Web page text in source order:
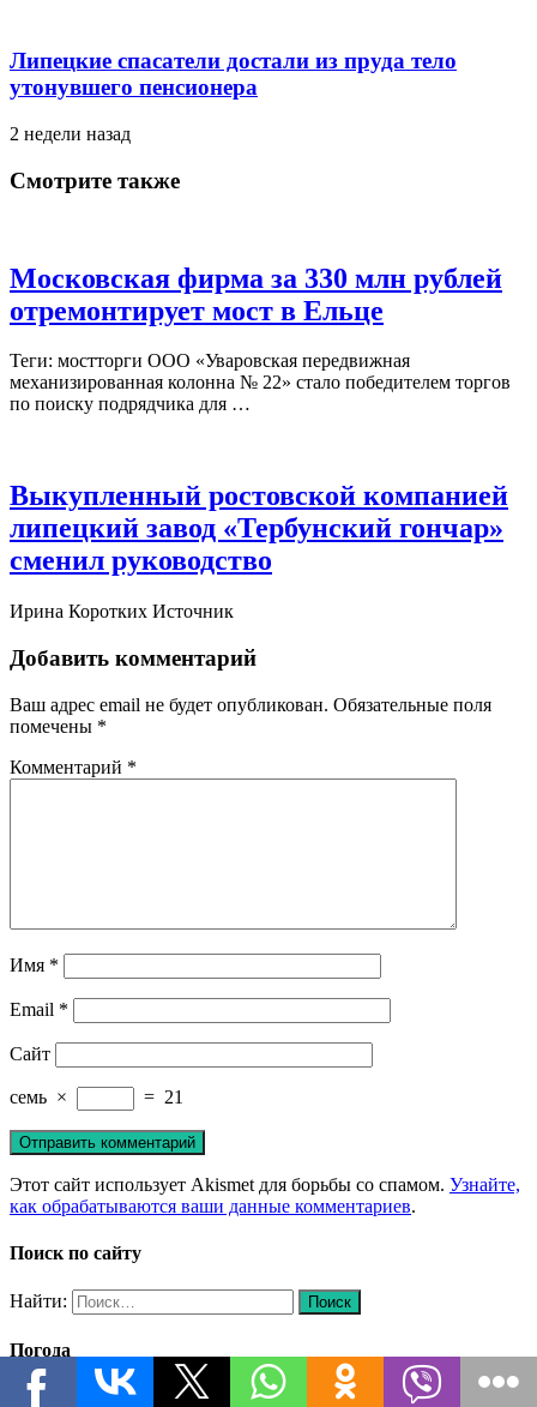
Липецкие спасатели достали из пруда тело
утонувшего пенсионера
2 недели назад
Смотрите также
Московская фирма за 330 млн рублей
отремонтирует мост в Ельце
Теги: мостторги ООО «Уваровская передвижная
механизированная колонна № 22» стало победителем торгов
по поиску подрядчика для …
Выкупленный ростовской компанией
липецкий завод «Тербунский гончар»
сменил руководство
Ирина Коротких Источник
Добавить комментарий
Ваш адрес email не будет опубликован. Обязательные поля
помечены *
Комментарий *
Имя *
Email *
Сайт
семь × = 21
Этот сайт использует Akismet для борьбы со спамом. Узнайте,
как обрабатываются ваши данные комментариев.
Поиск по сайту
Найти:
Погода